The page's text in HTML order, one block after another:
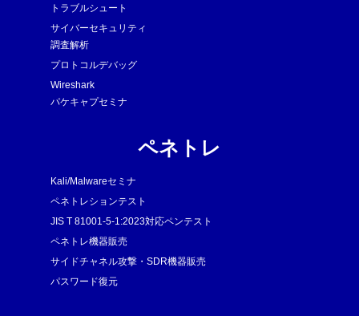
トラブルシュート
サイバーセキュリティ
調査解析
プロトコルデバッグ
Wireshark
パケキャプセミナ
ペネトレ
Kali/Malwareセミナ
ペネトレションテスト
JIS T 81001-5-1:2023対応ペンテスト
ペネトレ機器販売
サイドチャネル攻撃・SDR機器販売
パスワード復元